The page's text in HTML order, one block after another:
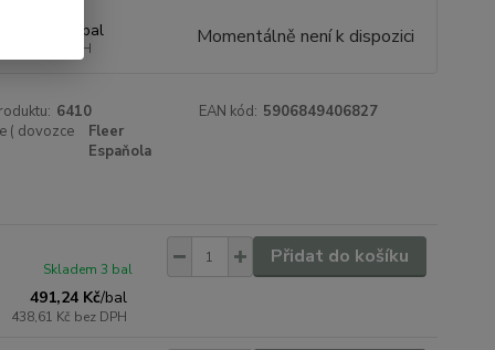
bal
bez DPH Momentálně není k dispozici
6410 EAN kód: 5906849406827
( dovozce
Fleer
Espaňola
491,24 Kč/bal
438,61 Kč bez DPH
Skladem 3 bal
Přidat do košíku